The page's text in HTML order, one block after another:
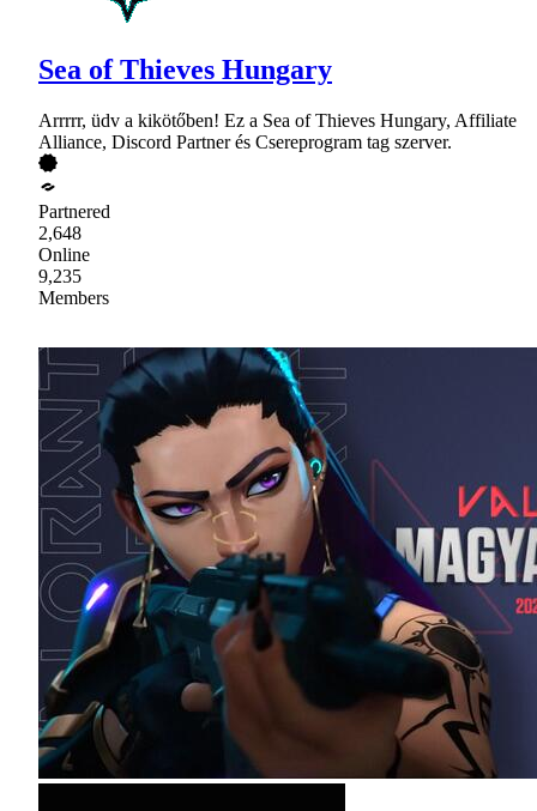
Sea of Thieves Hungary
Arrrrr, üdv a kikötőben! Ez a Sea of Thieves Hungary, Affiliate
Alliance, Discord Partner és Csereprogram tag szerver.
Partnered
2,648
Online
9,235
Members